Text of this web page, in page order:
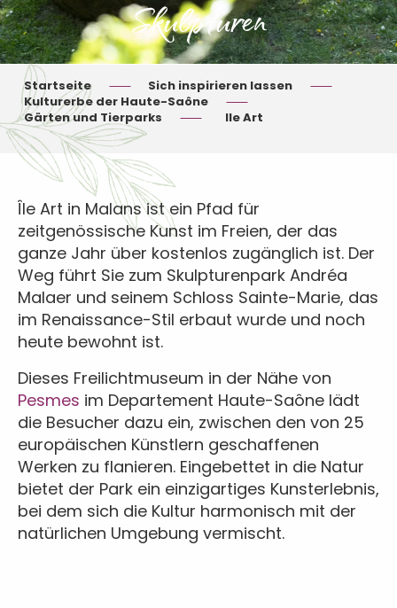
Skulpturen
Startseite
Sich inspirieren lassen
Kulturerbe der Haute-Saône
Gärten und Tierparks
Ile Art
Île Art in Malans ist ein Pfad für
zeitgenössische Kunst im Freien, der das
ganze Jahr über kostenlos zugänglich ist. Der
Weg führt Sie zum Skulpturenpark Andréa
Malaer und seinem Schloss Sainte-Marie, das
im Renaissance-Stil erbaut wurde und noch
heute bewohnt ist.
Dieses Freilichtmuseum in der Nähe von
Pesmes im Departement Haute-Saône lädt
die Besucher dazu ein, zwischen den von 25
europäischen Künstlern geschaffenen
Werken zu flanieren. Eingebettet in die Natur
bietet der Park ein einzigartiges Kunsterlebnis,
bei dem sich die Kultur harmonisch mit der
natürlichen Umgebung vermischt.